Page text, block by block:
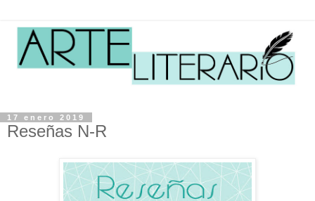
17 enero 2019
Reseñas N-R